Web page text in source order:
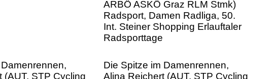
(AUT, STP Cycling
Die Spitze im Damenrennen,
Alina Reichert (AUT, STP Cycling